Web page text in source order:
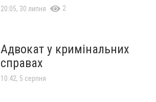
20:05, 30 липня 2
Адвокат у кримінальних
справах
10:42, 5 серпня